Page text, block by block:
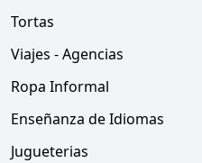
Tortas
Viajes - Agencias
Ropa Informal
Enseñanza de Idiomas
Jugueterias